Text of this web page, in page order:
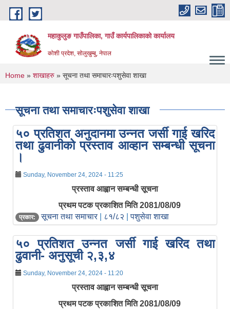
Skip to main content
महाकुलुङ गाउँपालिका, गाउँ कार्यपालिकाको कार्यालय
कोशी प्रदेश, सोलुखुम्बु, नेपाल
You are here
Home » शाखाहरु » सूचना तथा समाचारःपशुसेवा शाखा
सूचना तथा समाचारःपशुसेवा शाखा
५० प्रतिशत अनुदानमा उन्नत जर्सी गाई खरिद
तथा ढुवानीको प्रस्ताव आव्हान सम्बन्धी सूचना
।
Sunday, November 24, 2024 - 11:25
प्रस्ताव आह्वान सम्बन्धी सूचना
प्रथम पटक प्रकाशित मिति 2081/08/09
प्रकार: सूचना तथा समाचार ८१/८२ |पशुसेवा शाखा
५० प्रतिशत उन्नत जर्सी गाई खरिद तथा
ढुवानी- अनुसूची २,३,४
Sunday, November 24, 2024 - 11:20
प्रस्ताव आह्वान सम्बन्धी सूचना
प्रथम पटक प्रकाशित मिति 2081/08/09